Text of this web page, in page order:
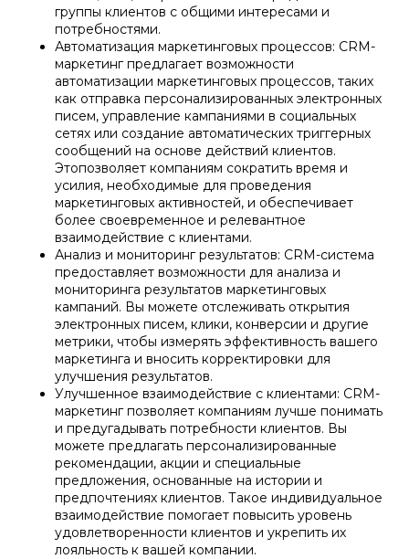
группы клиентов с общими интересами и
потребностями.
Автоматизация маркетинговых процессов: CRM-
маркетинг предлагает возможности
автоматизации маркетинговых процессов, таких
как отправка персонализированных электронных
писем, управление кампаниями в социальных
сетях или создание автоматических триггерных
сообщений на основе действий клиентов.
Этопозволяет компаниям сократить время и
усилия, необходимые для проведения
маркетинговых активностей, и обеспечивает
более своевременное и релевантное
взаимодействие с клиентами.
Анализ и мониторинг результатов: CRM-система
предоставляет возможности для анализа и
мониторинга результатов маркетинговых
кампаний. Вы можете отслеживать открытия
электронных писем, клики, конверсии и другие
метрики, чтобы измерять эффективность вашего
маркетинга и вносить корректировки для
улучшения результатов.
Улучшенное взаимодействие с клиентами: CRM-
маркетинг позволяет компаниям лучше понимать
и предугадывать потребности клиентов. Вы
можете предлагать персонализированные
рекомендации, акции и специальные
предложения, основанные на истории и
предпочтениях клиентов. Такое индивидуальное
взаимодействие помогает повысить уровень
удовлетворенности клиентов и укрепить их
лояльность к вашей компании.